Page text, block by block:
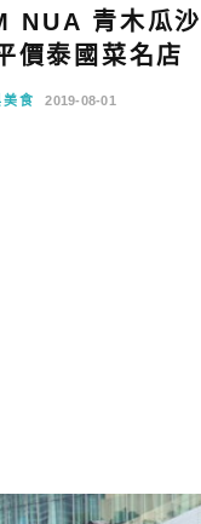
NUA 青木瓜
價泰國菜名店
食 2019-08-01